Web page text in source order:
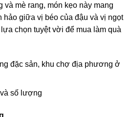
mè rang, món kẹo này mang
hảo giữa vị béo của đậu và vị ngọt
chọn tuyệt vời để mua làm quà
đặc sản, khu chợ địa phương ở
số lượng